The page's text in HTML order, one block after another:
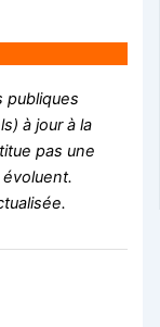
publiques
à jour à la
pas une